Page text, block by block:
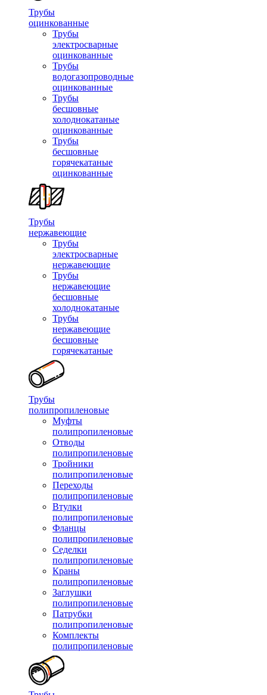
Трубы
оцинкованные
Трубы
электросварные
оцинкованные
Трубы
водогазопроводные
оцинкованные
Трубы
бесшовные
холоднокатаные
оцинкованные
Трубы
бесшовные
горячекатаные
оцинкованные
Трубы
нержавеющие
Трубы
электросварные
нержавеющие
Трубы
нержавеющие
бесшовные
холоднокатаные
Трубы
нержавеющие
бесшовные
горячекатаные
Трубы
полипропиленовые
Муфты
полипропиленовые
Отводы
полипропиленовые
Тройники
полипропиленовые
Переходы
полипропиленовые
Втулки
полипропиленовые
Фланцы
полипропиленовые
Седелки
полипропиленовые
Краны
полипропиленовые
Заглушки
полипропиленовые
Патрубки
полипропиленовые
Комплекты
полипропиленовые